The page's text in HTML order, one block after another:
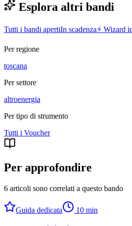
Esplora altri bandi
Tutti i bandi apertiIn scadenza⚡ Wizard
Per regione
toscana
Per settore
altroenergia
Per tipo di strumento
Tutti i Voucher
Per approfondire
6 articoli sono correlati a questo bando
Guida dedicata 10 min